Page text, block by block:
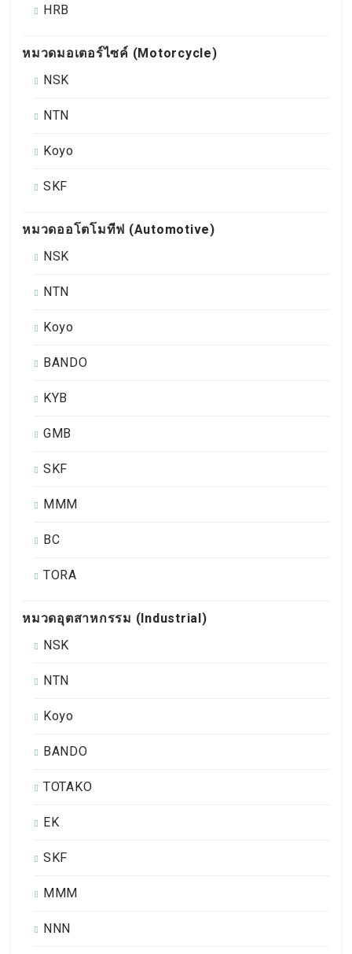
HRB
หมวดมอเตอร์ไซค์ (Motorcycle)
NSK
NTN
Koyo
SKF
หมวดออโตโมทีฟ (Automotive)
NSK
NTN
Koyo
BANDO
KYB
GMB
SKF
MMM
BC
TORA
หมวดอุตสาหกรรม (Industrial)
NSK
NTN
Koyo
BANDO
TOTAKO
EK
SKF
MMM
NNN